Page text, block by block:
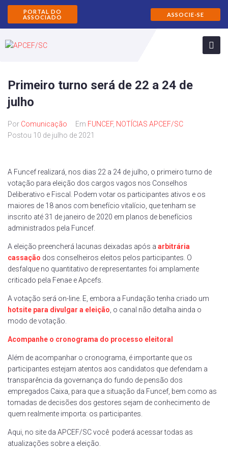
PORTAL DO
ASSOCIADO
ASSOCIE-SE
Primeiro turno será de 22 a 24 de
julho
Por Comunicação Em FUNCEF, NOTÍCIAS APCEF/SC
Postou 10 de julho de 2021
A Funcef realizará, nos dias 22 a 24 de julho, o primeiro turno de
votação para eleição dos cargos vagos nos Conselhos
Deliberativo e Fiscal. Podem votar os participantes ativos e os
maiores de 18 anos com benefício vitalício, que tenham se
inscrito até 31 de janeiro de 2020 em planos de benefícios
administrados pela Funcef.
A eleição preencherá lacunas deixadas após a arbitrária
cassação dos conselheiros eleitos pelos participantes. O
desfalque no quantitativo de representantes foi amplamente
criticado pela Fenae e Apcefs.
A votação será on-line. E, embora a Fundação tenha criado um
hotsite para divulgar a eleição , o canal não detalha ainda o
modo de votação.
Acompanhe o cronograma do processo eleitoral
Além de acompanhar o cronograma, é importante que os
participantes estejam atentos aos candidatos que defendam a
transparência da governança do fundo de pensão dos
empregados Caixa, para que a situação da Funcef, bem como as
tomadas de decisões dos gestores sejam de conhecimento de
quem realmente importa: os participantes.
Aqui, no site da APCEF/SC você poderá acessar todas as
atualizações sobre a eleição.